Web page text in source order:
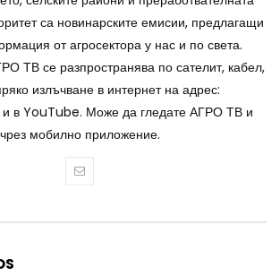
са новинарските емисии, предлагащи
от агросектора у нас и по света.
ТВ се разпространява по сателит, кабел,
излъчване в интернет на адрес:
в YouTube. Може да гледате АГРО ТВ и
чрез мобилно приложение.